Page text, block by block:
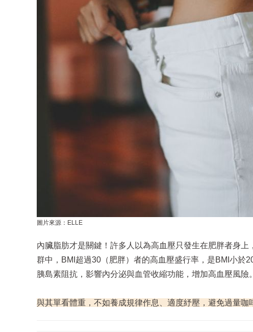
圖片來源：ELLE
內臟脂肪才是關鍵！許多人以為高血壓只發生在肥胖者身
群中，BMI超過30（肥胖）者的高血壓盛行率，是BMI小於
胰島素阻抗，影響內分泌與血管收縮功能，增加高血壓風險。
與其單看體重，不如養成規律作息、適度紓壓，避免過量